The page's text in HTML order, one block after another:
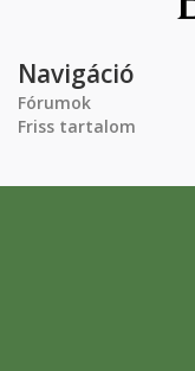
Navigáció
Fórumok
Friss tartalom